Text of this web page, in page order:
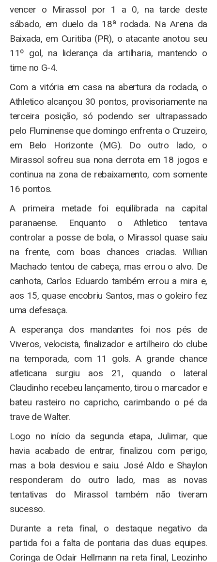
vencer o Mirassol por 1 a 0, na tarde deste
sábado, em duelo da 18ª rodada. Na Arena da
Baixada, em Curitiba (PR), o atacante anotou seu
11º gol, na liderança da artilharia, mantendo o
time no G-4.
Com a vitória em casa na abertura da rodada, o
Athletico alcançou 30 pontos, provisoriamente na
terceira posição, só podendo ser ultrapassado
pelo Fluminense que domingo enfrenta o Cruzeiro,
em Belo Horizonte (MG). Do outro lado, o
Mirassol sofreu sua nona derrota em 18 jogos e
continua na zona de rebaixamento, com somente
16 pontos.
A primeira metade foi equilibrada na capital
paranaense. Enquanto o Athletico tentava
controlar a posse de bola, o Mirassol quase saiu
na frente, com boas chances criadas. Willian
Machado tentou de cabeça, mas errou o alvo. De
canhota, Carlos Eduardo também errou a mira e,
aos 15, quase encobriu Santos, mas o goleiro fez
uma defesaça.
A esperança dos mandantes foi nos pés de
Viveros, velocista, finalizador e artilheiro do clube
na temporada, com 11 gols. A grande chance
atleticana surgiu aos 21, quando o lateral
Claudinho recebeu lançamento, tirou o marcador e
bateu rasteiro no capricho, carimbando o pé da
trave de Walter.
Logo no início da segunda etapa, Julimar, que
havia acabado de entrar, finalizou com perigo,
mas a bola desviou e saiu. José Aldo e Shaylon
responderam do outro lado, mas as novas
tentativas do Mirassol também não tiveram
sucesso.
Durante a reta final, o destaque negativo da
partida foi a falta de pontaria das duas equipes.
Coringa de Odair Hellmann na reta final, Leozinho